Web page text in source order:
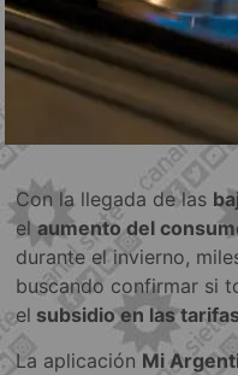
Con la llegada de las
elaumento del
durante el invierno,
buscando confirmar si
el subsidio en las
La aplicación Mi